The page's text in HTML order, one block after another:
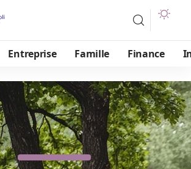
Entreprise Famille Finance